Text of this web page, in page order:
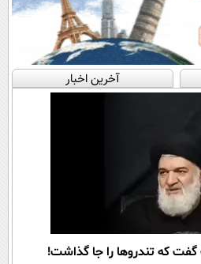
آخرین اخبار
که تندروها را جا گذاشت!